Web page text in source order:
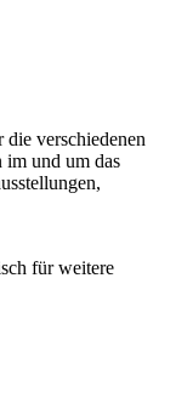
verschiedenen
im und um das
für weitere